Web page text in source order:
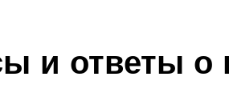
и ответы о